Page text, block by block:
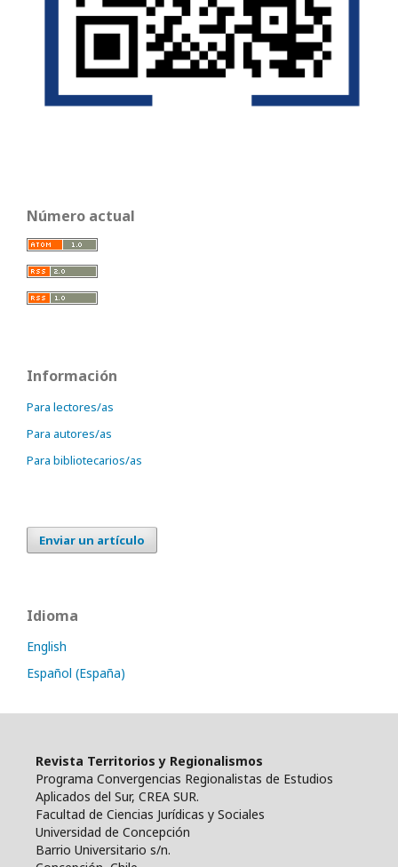
Número actual
Información
Para lectores/as
Para autores/as
Para bibliotecarios/as
Enviar un artículo
Idioma
English
Español (España)
Revista Territorios y Regionalismos
Programa Convergencias Regionalistas de Estudios
Aplicados del Sur, CREA SUR.
Facultad de Ciencias Jurídicas y Sociales
Universidad de Concepción
Barrio Universitario s/n.